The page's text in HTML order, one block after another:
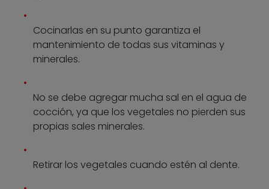
Cocinarlas en su punto garantiza el
mantenimiento de todas sus vitaminas y
minerales.
No se debe agregar mucha sal en el agua de
cocción, ya que los vegetales no pierden sus
propias sales minerales.
Retirar los vegetales cuando estén al dente.